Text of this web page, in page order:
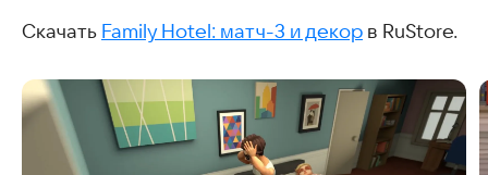
Скачать Family Hotel: матч-3 и декор в RuStore.